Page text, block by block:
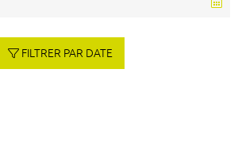
FILTRER PAR DATE